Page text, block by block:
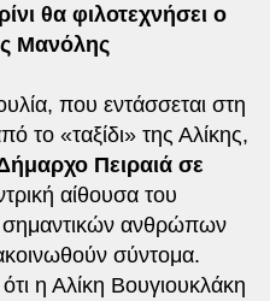
θα φιλοτεχνήσει ο
Μανόλης
που εντάσσεται στη
«ταξίδι» της Αλίκης,
Πειραιά σε
αίθουσα του
ανθρώπων
σύντομα.
η Αλίκη Βουγιουκλάκη